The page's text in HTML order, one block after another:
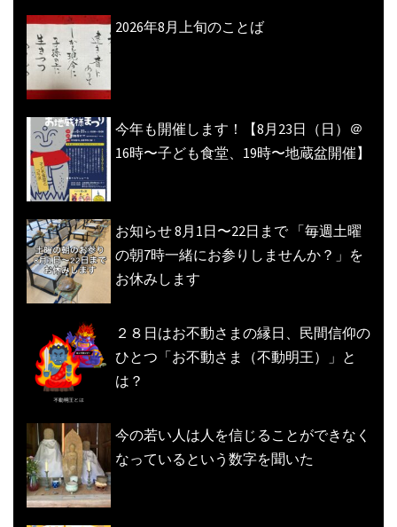
2026年8月上旬のことば
今年も開催します！【8月23日（日）＠
16時〜子ども食堂、19時〜地蔵盆開催】
お知らせ 8月1日〜22日まで 「毎週土曜
の朝7時一緒にお参りしませんか？」を
お休みします
２８日はお不動さまの縁日、民間信仰の
ひとつ「お不動さま（不動明王）」と
は？
今の若い人は人を信じることができなく
なっているという数字を聞いた